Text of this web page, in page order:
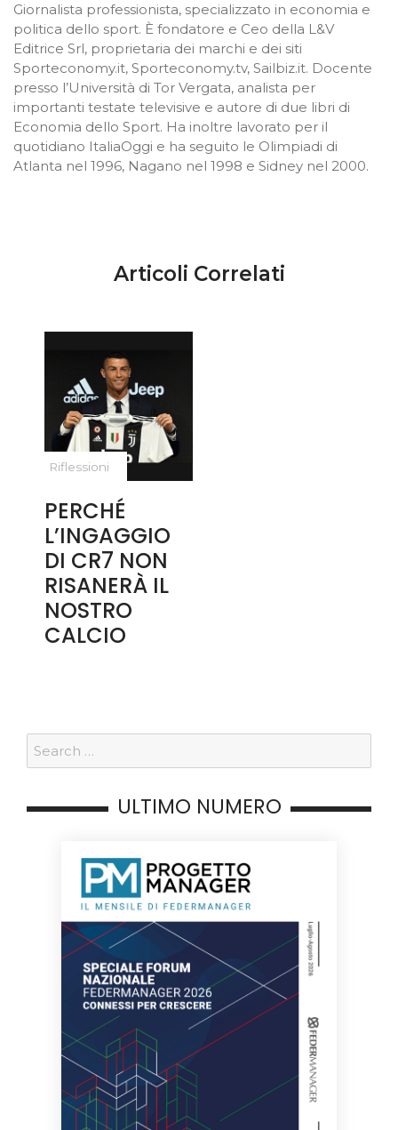
Giornalista professionista, specializzato in economia e
politica dello sport. È fondatore e Ceo della L&V
Editrice Srl, proprietaria dei marchi e dei siti
Sporteconomy.it, Sporteconomy.tv, Sailbiz.it. Docente
presso l’Università di Tor Vergata, analista per
importanti testate televisive e autore di due libri di
Economia dello Sport. Ha inoltre lavorato per il
quotidiano ItaliaOggi e ha seguito le Olimpiadi di
Atlanta nel 1996, Nagano nel 1998 e Sidney nel 2000.
Articoli Correlati
Riflessioni
PERCHÉ
L’INGAGGIO
DI CR7 NON
RISANERÀ IL
NOSTRO
CALCIO
ULTIMO NUMERO